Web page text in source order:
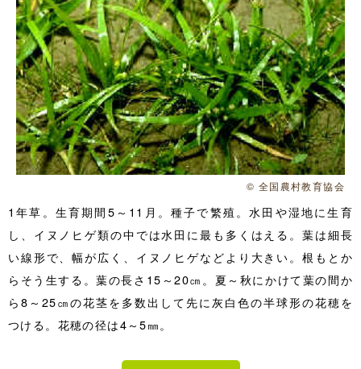
© 全国農村教育協会
1年草。生育期間5～11月。種子で繁殖。水田や湿地に生育
し、イヌノヒゲ類の中では水田に最も多くはえる。葉は細長
い線形で、幅が広く、イヌノヒゲなどより大きい。根もとか
らそう生する。葉の長さ15～20㎝。夏～秋にかけて葉の間か
ら8～25㎝の花茎を多数出して先に灰白色の半球形の花穂を
つける。花穂の径は4～5㎜。